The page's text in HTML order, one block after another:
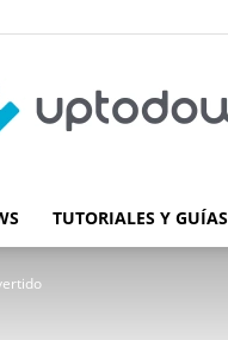
Blog
TUTORIALES Y GUÍAS